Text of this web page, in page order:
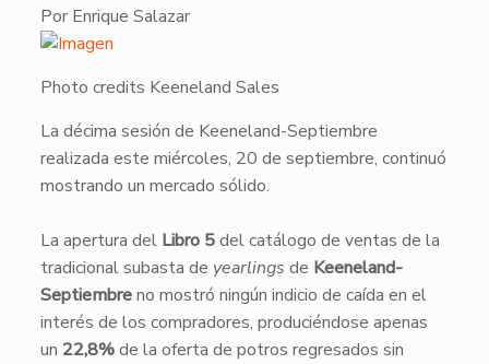
Por Enrique Salazar
Photo credits Keeneland Sales
La décima sesión de Keeneland-Septiembre
realizada este miércoles, 20 de septiembre, continuó
mostrando un mercado sólido.
La apertura del Libro 5del catálogo de ventas de la
tradicional subasta de yearlings de Keeneland-
Septiembreno mostró ningún indicio de caída en el
interés de los compradores, produciéndose apenas
un 22,8%de la oferta de potros regresados sin